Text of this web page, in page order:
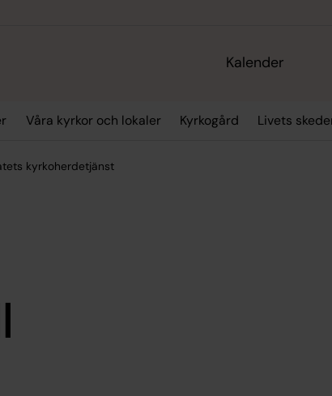
Kalender
Våra kyrkor och lokaler Kyrkogård Livets
kyrkoherdetjänst